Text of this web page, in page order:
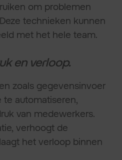
om problemen
technieken kunnen
met het hele team.
en verloop.
zoals gegevensinvoer
automatiseren,
van medewerkers.
verhoogt de
het verloop binnen